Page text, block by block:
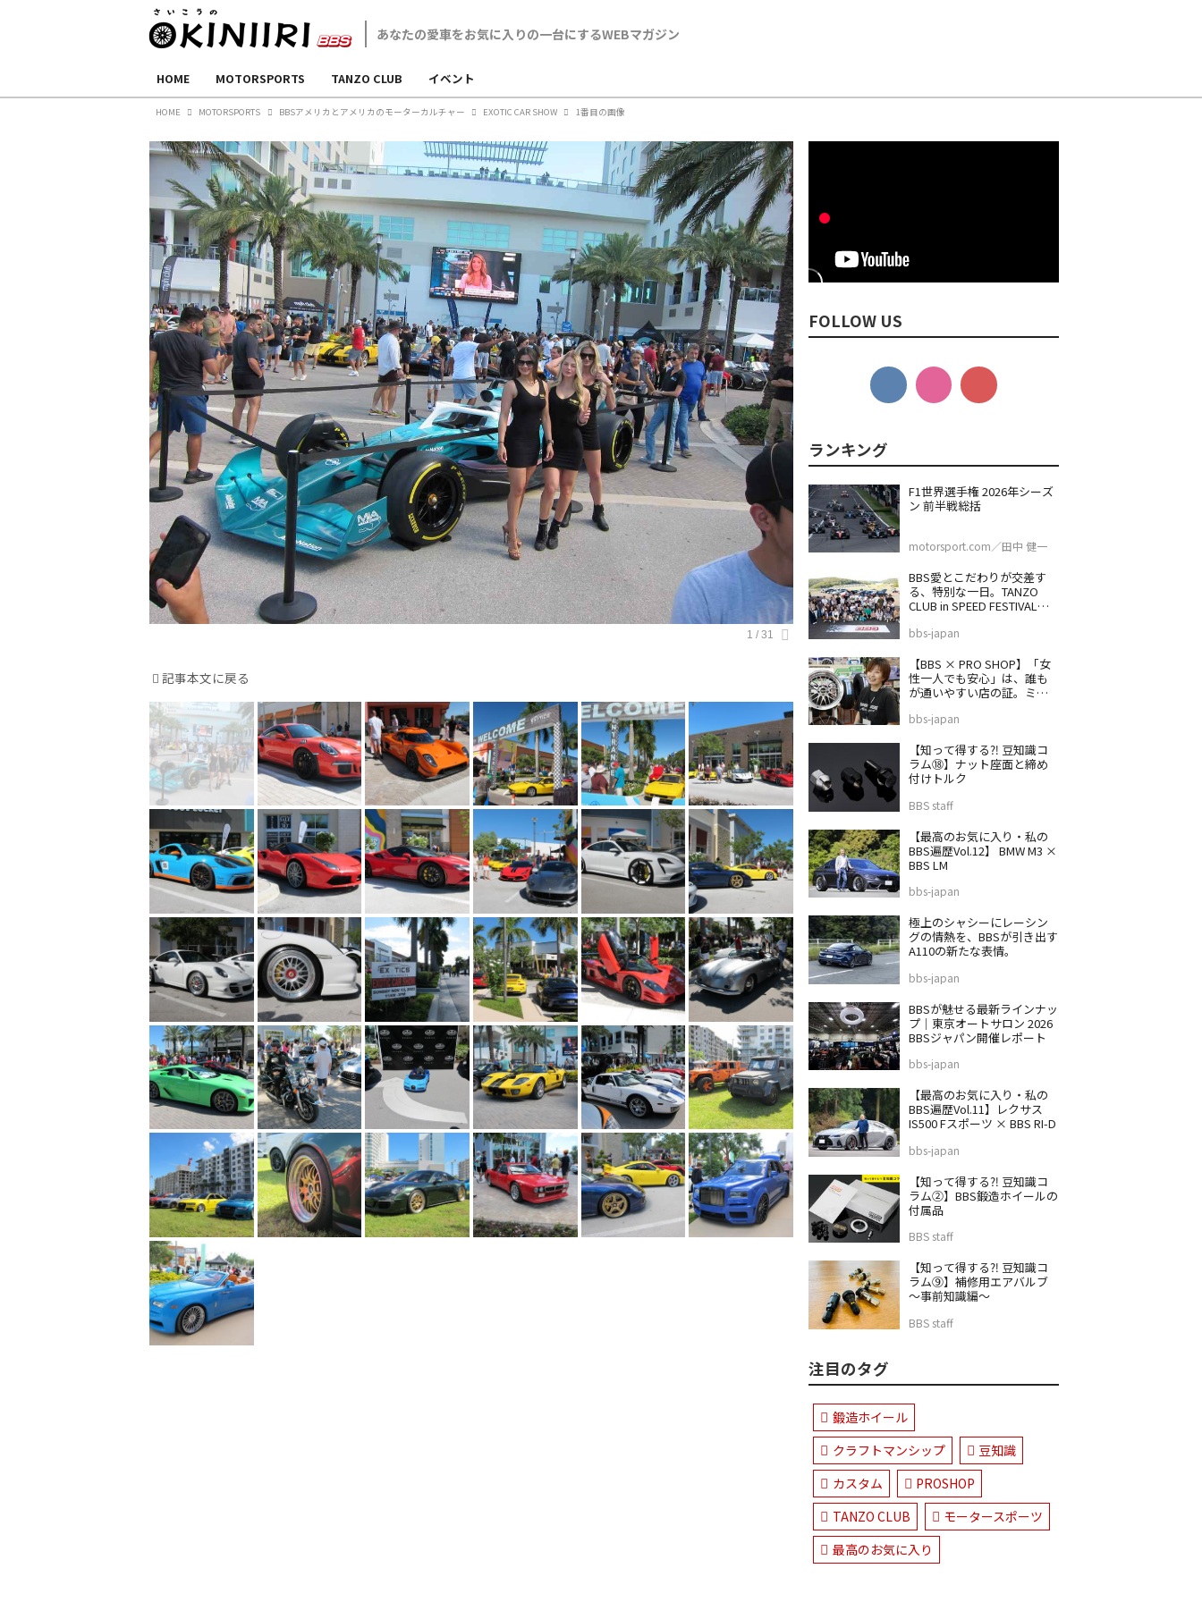
HOME MOTORSPORTS TANZO CLUB イベント
HOME MOTORSPORTS BBSアメリカとアメリカのモーターカルチャー EXOTIC CAR SHOW 1番目の画像
記事本文に戻る
FOLLOW US
F1世界選手権 2026年シーズ
ン 前半戦総括
motorsport.com／田中 健一
BBS愛とこだわりが交差す
る、特別な一日。TANZO
CLUB in SPEED FESTIVAL
bbs-japan
【BBS × PRO SHOP】「女
性一人でも安心」は、誰も
が通いやすい店の証。ミス
ス店
bbs-japan
【知って得する⁈ 豆知識コ
ラム⑱】ナット座面と締め
付けトルク
BBS staff
【最高のお気に入り・私の
BBS遍歴Vol.12】 BMW M3 ×
BBS LM
bbs-japan
極上のシャシーにレーシン
グの情熱を、BBSが引き出す
A110の新たな表情。
bbs-japan
BBSが魅せる最新ラインナッ
プ｜東京オートサロン 2026
BBSジャパン開催レポート
bbs-japan
【最高のお気に入り・私の
BBS遍歴Vol.11】レクサス
IS500 Fスポーツ × BBS RI-D
bbs-japan
【知って得する⁈ 豆知識コ
ラム②】BBS鍛造ホイールの
付属品
BBS staff
【知って得する⁈ 豆知識コ
ラム⑨】補修用エアバルブ
～事前知識編～
BBS staff
注目のタグ
鍛造ホイール
クラフトマンシップ
豆知識
カスタム
PROSHOP
TANZO CLUB
モータースポーツ
最高のお気に入り